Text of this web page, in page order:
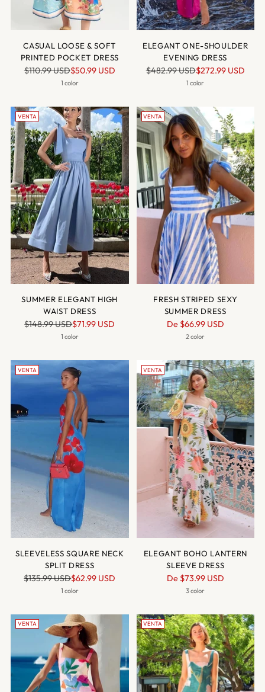
CASUAL LOOSE & SOFT
PRINTED POCKET DRESS
Precio
normal
$110.99 USD$50.99 USD
1 color
ELEGANT ONE-SHOULDER
EVENING DRESS
Precio
normal
$482.99 USD$272.99 USD
1 color
VENTA
SUMMER ELEGANT HIGH
WAIST DRESS
Precio
normal
$148.99 USD$71.99 USD
1 color
VENTA
FRESH STRIPED SEXY
SUMMER DRESS
Precio
normal
De $66.99 USD
2 color
VENTA
SLEEVELESS SQUARE NECK
SPLIT DRESS
Precio
normal
$135.99 USD$62.99 USD
1 color
VENTA
ELEGANT BOHO LANTERN
SLEEVE DRESS
Precio
normal
De $73.99 USD
3 color
VENTA VENTA